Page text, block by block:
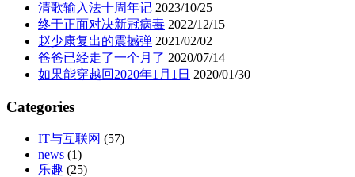
清歌输入法十周年记 2023/10/25
终于正面对决新冠病毒 2022/12/15
赵少康复出的震撼弹 2021/02/02
爸爸已经走了一个月了 2020/07/14
如果能穿越回2020年1月1日 2020/01/30
Categories
IT与互联网 (57)
news (1)
乐趣 (25)